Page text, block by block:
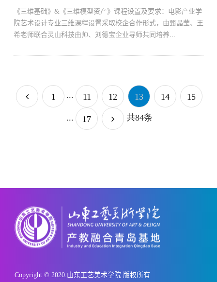
《三维基础》&《三维模型资产》课程设置及要求：电影产业学
院艺术设计专业三维课程设置采取校企合作形式，由甄晶莹、王
希老师联合灵山科技由帅、刘德宝企业导师共同培养...
1 ... 11 12 13 14 15
... 17 共84条
Copyright © 2020.山东工艺美术学院 版权所有